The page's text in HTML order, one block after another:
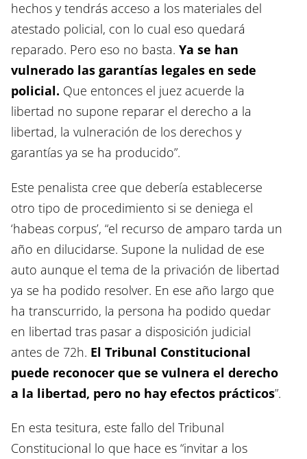
hechos y tendrás acceso a los materiales del
atestado policial, con lo cual eso quedará
reparado. Pero eso no basta. Ya se han
vulnerado las garantías legales en sede
policial. Que entonces el juez acuerde la
libertad no supone reparar el derecho a la
libertad, la vulneración de los derechos y
garantías ya se ha producido”.
Este penalista cree que debería establecerse
otro tipo de procedimiento si se deniega el
‘habeas corpus’, “el recurso de amparo tarda un
año en dilucidarse. Supone la nulidad de ese
auto aunque el tema de la privación de libertad
ya se ha podido resolver. En ese año largo que
ha transcurrido, la persona ha podido quedar
en libertad tras pasar a disposición judicial
antes de 72h. El Tribunal Constitucional
puede reconocer que se vulnera el derecho
a la libertad, pero no hay efectos prácticos”.
En esta tesitura, este fallo del Tribunal
Constitucional lo que hace es “invitar a los